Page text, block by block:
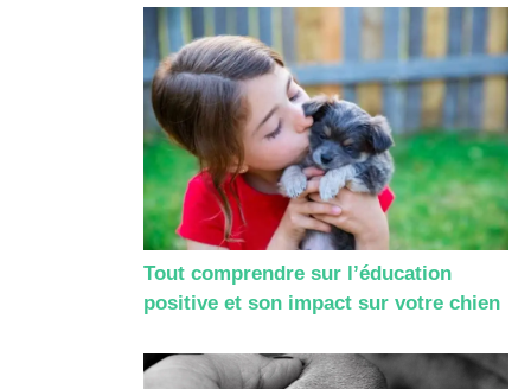
Tout comprendre sur l’éducation
positive et son impact sur votre chien